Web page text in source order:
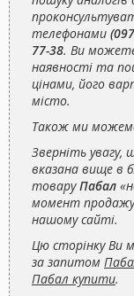
телефонами
77-38. Ви
наявності та
цінами, його
місто.
Також ми
Зверніть увагу,
вказана вище в
товаруПабал
момент продажу
нашому сайті.
Цю сторінку Ви
за запитом
Пабал купити.